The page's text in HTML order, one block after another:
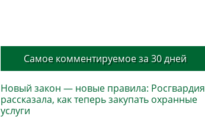
Самое комментируемое за 30 дней
Новый закон — новые правила: Росгвардия
рассказала, как теперь закупать охранные
услуги